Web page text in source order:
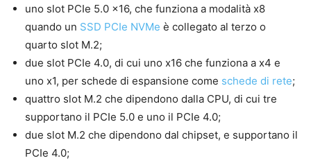
uno slot PCIe 5.0 x16, che funziona a modalità x8
quando un SSD PCIe NVMe è collegato al terzo o
quarto slot M.2;
due slot PCIe 4.0, di cui uno x16 che funziona a x4 e
uno x1, per schede di espansione come schede di rete;
quattro slot M.2 che dipendono dalla CPU, di cui tre
supportano il PCIe 5.0 e uno il PCIe 4.0;
due slot M.2 che dipendono dal chipset, e supportano il
PCIe 4.0;